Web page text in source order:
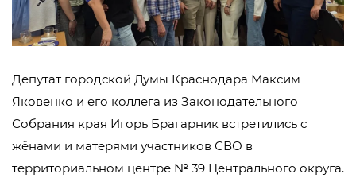
Депутат городской Думы Краснодара Максим
Яковенко и его коллега из Законодательного
Собрания края Игорь Брагарник встретились с
жёнами и матерями участников СВО в
территориальном центре № 39 Центрального округа.